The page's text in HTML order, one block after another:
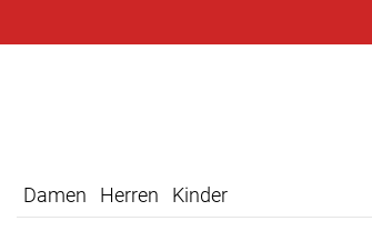
Damen Herren Kinder